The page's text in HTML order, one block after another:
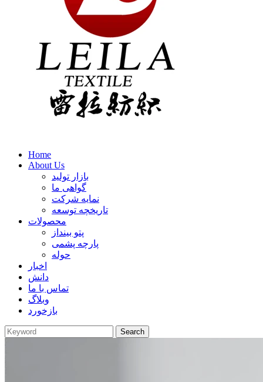
Home
About Us
بازار تولید
گواهی ما
نمایه شرکت
تاریخچه توسعه
محصولات
پتو بینداز
پارچه پشمی
حوله
اخبار
دانش
تماس با ما
وبلاگ
بازخورد